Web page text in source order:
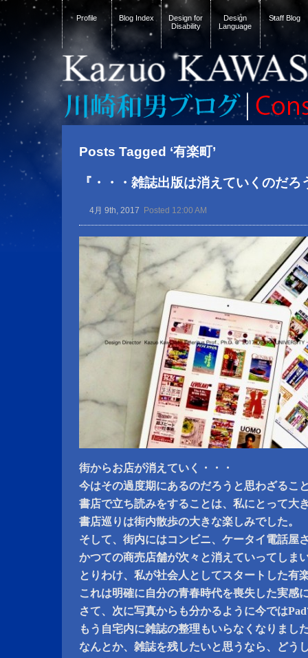
Profile Blog Index
Design for
Disability
Design
Language
Staff Blog
Posts Tagged ‘有楽町’
『・・・雑誌出版は消えていくのだ
4月 9th, 2017 Posted 12:00 AM
街からお店が消えていく・・・
今はその過度期にあるのだろうと思わざるこ
書店で立ち読みをすることは、私にとって大
書店巡りは街内散歩の大きな楽しみでした。
そして、街内にはコンビニ、ケータイ電話屋
かつての商売店舗が次々と消えていってしま
とりわけ、私が社会人としてスタートした有
これは明確に自分の青春時代を喪失した実感
さて、次に写真からも分かるように今では
もう自宅内に雑誌の整理もいらなくなりまし
なんとか、雑誌を残したいと思うなら、どう